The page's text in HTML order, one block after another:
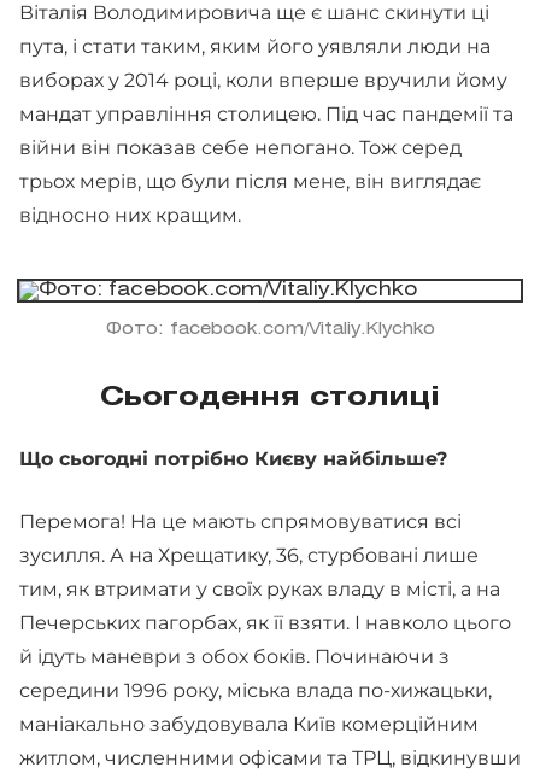
Віталія Володимировича ще є шанс скинути ці
пута, і стати таким, яким його уявляли люди на
виборах у 2014 році, коли вперше вручили йому
мандат управління столицею. Під час пандемії та
війни він показав себе непогано. Тож серед
трьох мерів, що були після мене, він виглядає
відносно них кращим.
Фото: facebook.com/Vitaliy.Klychko
Сьогодення столиці
Що сьогодні потрібно Києву найбільше?
Перемога! На це мають спрямовуватися всі
зусилля. А на Хрещатику, 36, стурбовані лише
тим, як втримати у своїх руках владу в місті, а на
Печерських пагорбах, як її взяти. І навколо цього
й ідуть маневри з обох боків. Починаючи з
середини 1996 року, міська влада по-хижацьки,
маніакально забудовувала Київ комерційним
житлом, численними офісами та ТРЦ, відкинувши